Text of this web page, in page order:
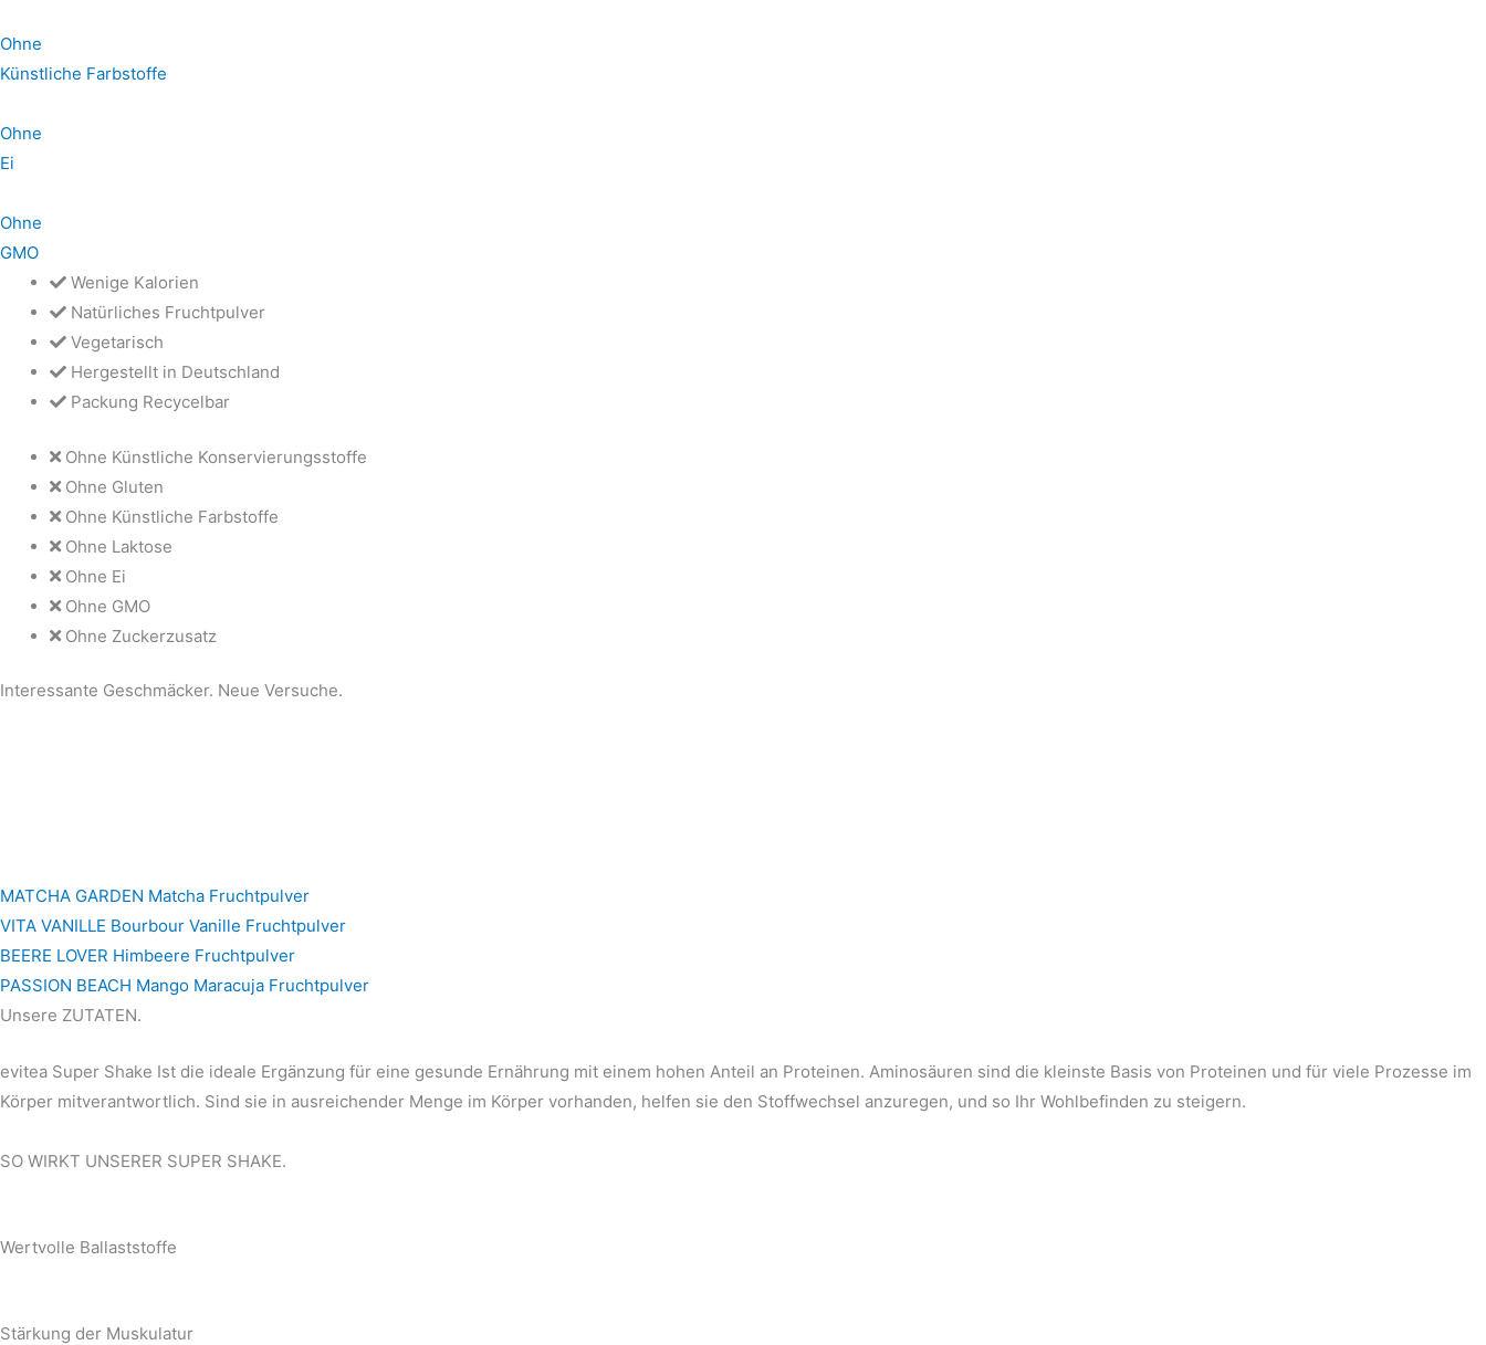
Ohne
Künstliche Farbstoffe
Ohne
Ei
Ohne
GMO
Wenige Kalorien
Natürliches Fruchtpulver
Vegetarisch
Hergestellt in Deutschland
Packung Recycelbar
Ohne Künstliche Konservierungsstoffe
Ohne Gluten
Ohne Künstliche Farbstoffe
Ohne Laktose
Ohne Ei
Ohne GMO
Ohne Zuckerzusatz
Interessante Geschmäcker. Neue Versuche.
MATCHA GARDEN Matcha Fruchtpulver
VITA VANILLE Bourbour Vanille Fruchtpulver
BEERE LOVER Himbeere Fruchtpulver
PASSION BEACH Mango Maracuja Fruchtpulver
Unsere ZUTATEN.
evitea Super Shake Ist die ideale Ergänzung für eine gesunde Ernährung mit einem hohen Anteil an Proteinen. Aminosäuren sind die kleinste Basis von Proteinen und für viele Prozesse im
Körper mitverantwortlich. Sind sie in ausreichender Menge im Körper vorhanden, helfen sie den Stoffwechsel anzuregen, und so Ihr Wohlbefinden zu steigern.
SO WIRKT UNSERER SUPER SHAKE.
Wertvolle Ballaststoffe
Stärkung der Muskulatur